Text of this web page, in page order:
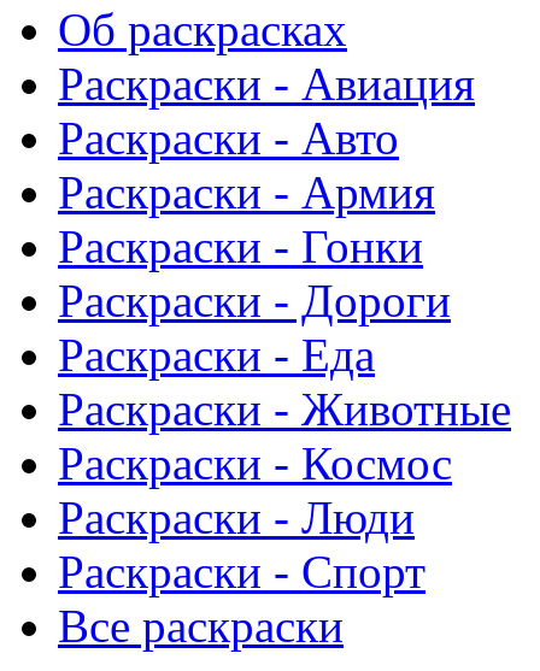
Об раскрасках
Раскраски - Авиация
Раскраски - Авто
Раскраски - Армия
Раскраски - Гонки
Раскраски - Дороги
Раскраски - Еда
Раскраски - Животныe
Раскраски - Космос
Раскраски - Люди
Раскраски - Спорт
Все раскраски